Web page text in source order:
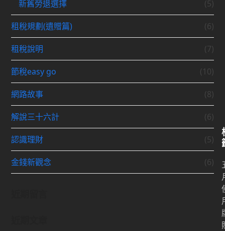
新舊勞退選擇 (5)
租稅規劃(遺贈篇) (6)
租稅說明 (7)
節稅easy go (10)
網路故事 (8)
解說三十六計 (6)
認識理財 (5)
金錢新觀念 (6)